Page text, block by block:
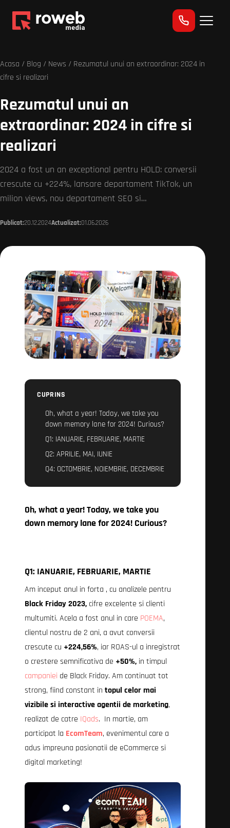
Acasa / Blog / News / Rezumatul unui an extraordinar: 2024 in
cifre si realizari
Rezumatul unui an
extraordinar: 2024 in cifre si
realizari
2024 a fost un an exceptional pentru HOLD: conversii
crescute cu +224%, lansare departament TikTok, un
milion views, nou departament SEO si…
Publicat:20.12.2024Actualizat:01.06.2026
CUPRINS
Oh, what a year! Today, we take you
down memory lane for 2024! Curious?
Q1: IANUARIE, FEBRUARIE, MARTIE
Q2: APRILIE, MAI, IUNIE
Q4: OCTOMBRIE, NOIEMBRIE, DECEMBRIE
Oh, what a year! Today, we take you
down memory lane for 2024! Curious?
Q1: IANUARIE, FEBRUARIE, MARTIE
Am inceput anul in forta , cu analizele pentru
Black Friday 2023, cifre excelente si clienti
multumiti. Acela a fost anul in care POEMA,
clientul nostru de 2 ani, a avut conversii
crescute cu +224,56%, iar ROAS-ul a inregistrat
o crestere semnificativa de +50%, in timpul
campaniei de Black Friday. Am continuat tot
strong, fiind constant in topul celor mai
vizibile si interactive agentii de marketing,
realizat de catre IQads. In martie, am
participat la EcomTeam, evenimentul care a
adus impreuna pasionatii de eCommerce si
digital marketing!